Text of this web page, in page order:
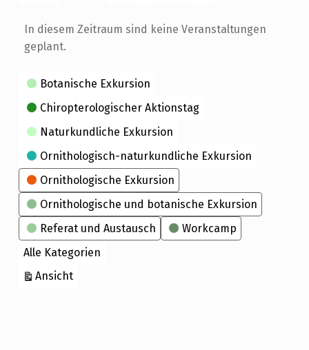
In diesem Zeitraum sind keine Veranstaltungen
geplant.
Kategorien
Botanische Exkursion
Chiropterologischer Aktionstag
Naturkundliche Exkursion
Ornithologisch-naturkundliche Exkursion
Ornithologische Exkursion
Ornithologische und botanische Exkursion
Referat und Austausch
Workcamp
Alle Kategorien
Ansichtausdrucken